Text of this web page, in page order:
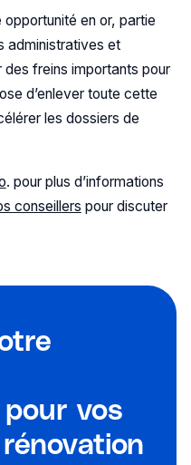
opportunité en or, partie
administratives et
freins importants pour
d’enlever toute cette
les dossiers de
. pour plus d’informations
conseillers pour discuter
vos